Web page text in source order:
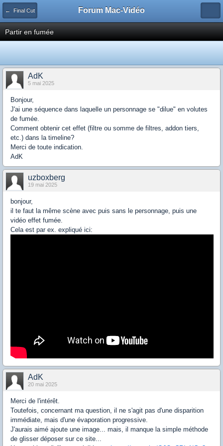
← Final Cut Forum Mac-Vidéo
Partir en fumée
AdK
5 mai 2025
Bonjour,
J'ai une séquence dans laquelle un personnage se "dilue" en volutes
de fumée.
Comment obtenir cet effet (filtre ou somme de filtres, addon tiers,
etc.) dans la timeline?
Merci de toute indication.
AdK
uzboxberg
19 mai 2025
bonjour,
il te faut la même scène avec puis sans le personnage, puis une
vidéo effet fumée.
Cela est par ex. expliqué ici:
AdK
20 mai 2025
Merci de l'intérêt.
Toutefois, concernant ma question, il ne s'agit pas d'une disparition
immédiate, mais d'une évaporation progressive.
J'aurais aimé ajoute une image... mais, il manque la simple méthode
de glisser déposer sur ce site...